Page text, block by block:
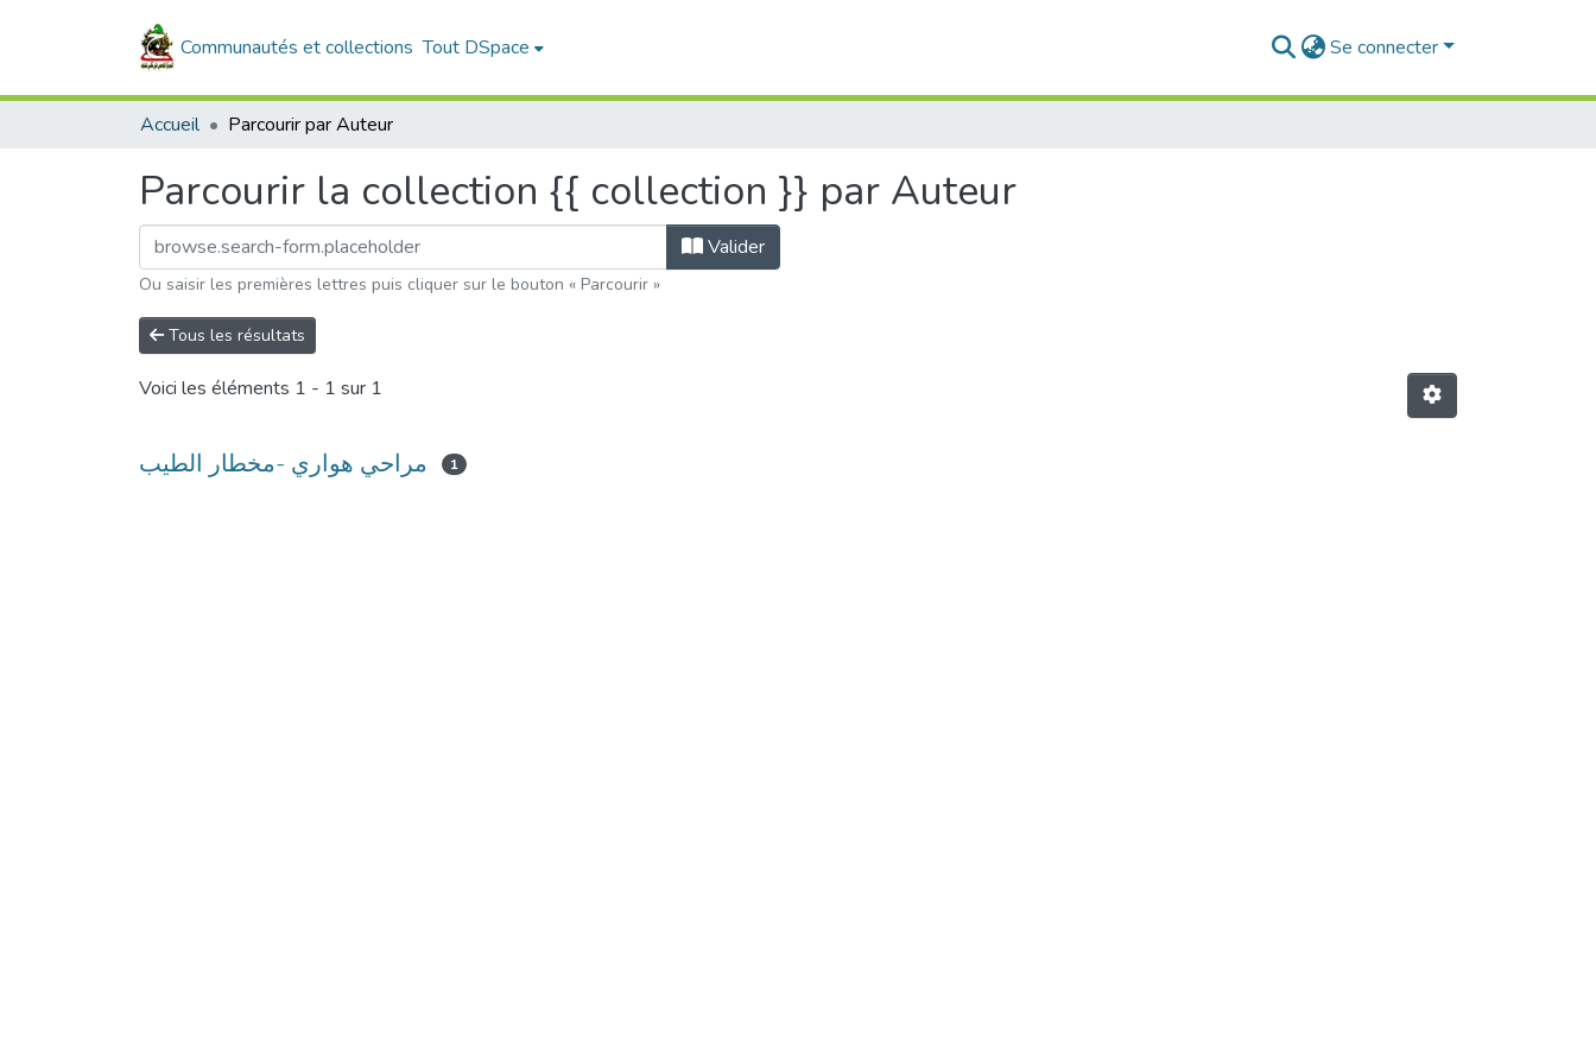
Communautés et collections Tout DSpace Se connecter
Accueil Parcourir par Auteur
Parcourir la collection {{ collection }} par Auteur
Valider
Ou saisir les premières lettres puis cliquer sur le bouton « Parcourir »
Tous les résultats
Voici les éléments 1 - 1 sur 1
مراحي هواري -مخطار الطيب 1